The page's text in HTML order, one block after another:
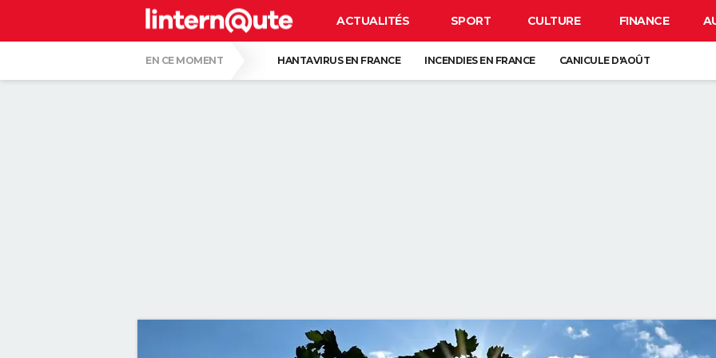
ACTUALITÉS SPORT CULTURE FINANCE
EN CE MOMENT HANTAVIRUS EN FRANCE INCENDIES EN FRANCE CANICULE D'AOÛT